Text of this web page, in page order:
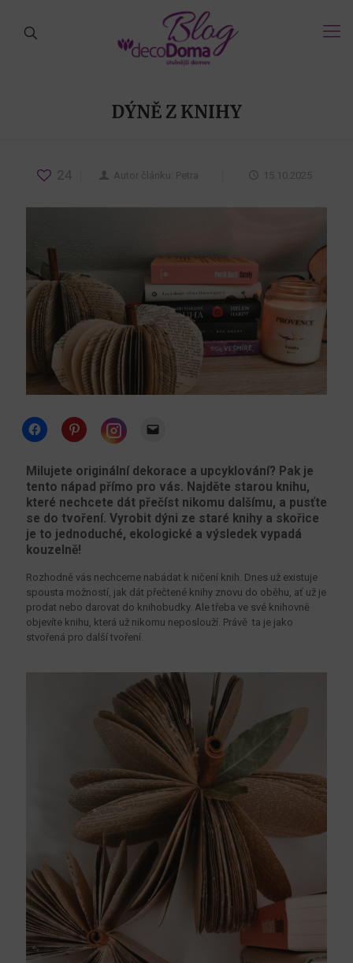
DÝNĚ Z KNIHY
24 Autor článku: Petra 15.10.2025
Click
to
Facebook
(Opens
in
new
window)
Click
to
Pinterest
(Opens
in
new
window)
share
on
Instagram
(Opens
in
new
window)
link
to
a
friend
(Opens
in
new
window)
Milujete originální dekorace a upcyklování? Pak je
tento nápad přímo pro vás. Najděte starou knihu,
které nechcete dát přečíst nikomu dalšímu, a pusťte
se do tvoření. Vyrobit dýni ze staré knihy a skořice
je to jednoduché, ekologické a výsledek vypadá
kouzelně!
Rozhodně vás nechceme nabádat k ničení knih. Dnes už existuje
spousta možností, jak dát přečtené knihy znovu do oběhu, ať už je
prodat nebo darovat do knihobudky. Ale třeba ve své knihovně
objevíte knihu, která už nikomu neposlouží. Právě ta je jako
stvořená pro další tvoření.